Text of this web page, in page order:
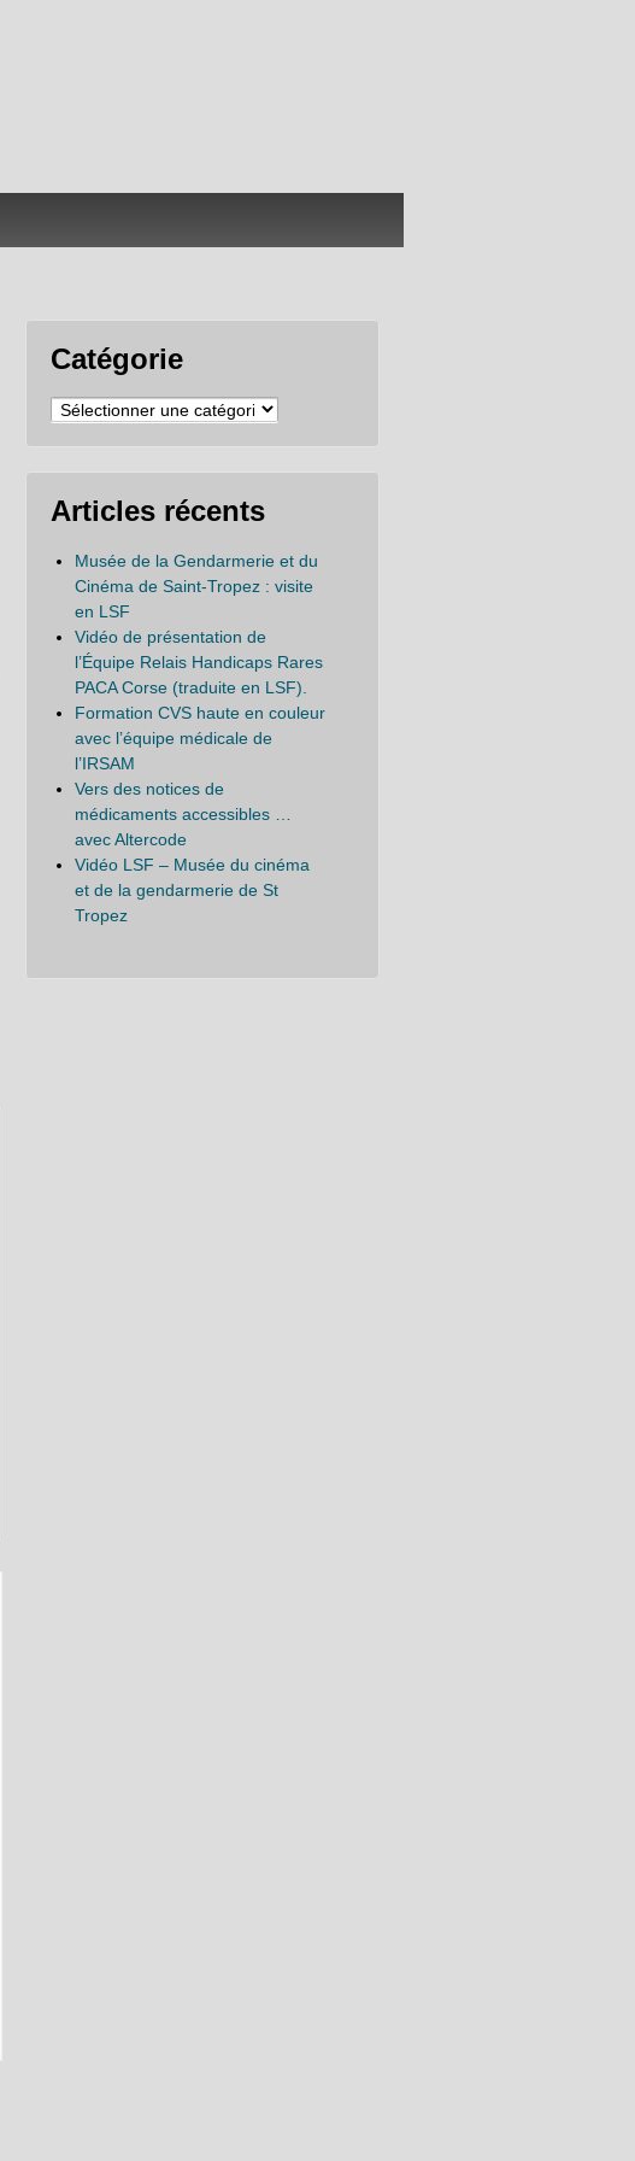
Catégorie
Catégorie
Articles récents
Musée de la Gendarmerie et du
Cinéma de Saint-Tropez : visite
en LSF
Vidéo de présentation de
l’Équipe Relais Handicaps Rares
PACA Corse (traduite en LSF).
Formation CVS haute en couleur
avec l’équipe médicale de
l’IRSAM
Vers des notices de
médicaments accessibles …
avec Altercode
Vidéo LSF – Musée du cinéma
et de la gendarmerie de St
Tropez